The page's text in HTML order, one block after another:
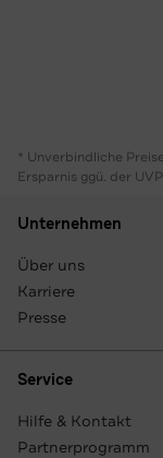
* Unverbindliche
Ersparnis ggü. der
Unternehmen
Über uns
Karriere
Presse
Service
Hilfe & Kontakt
Partnerprogramm